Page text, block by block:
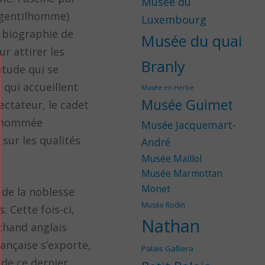
biographie de
attirer les
qui se
qui accueillent
le cadet
sur les qualités
la noblesse
Cette fois-ci,
anglais
s’exporte,
Luxembourg
Musée du quai
Branly
Musée en Herbe
Musée Guimet
Musée Jacquemart-
André
Musée Maillol
Musée Marmottan
Monet
Musée Rodin
Nathan
Palais Galliera